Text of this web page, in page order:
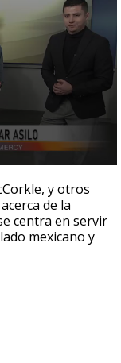
y otros
de la
centra en servir
mexicano y